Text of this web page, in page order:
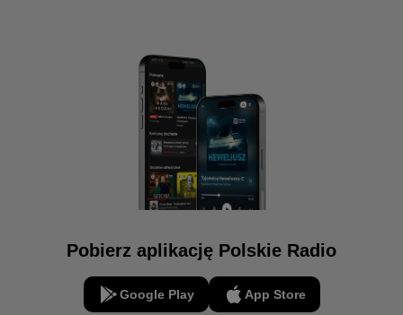
Pobierz aplikację Polskie Radio
Google Play App Store